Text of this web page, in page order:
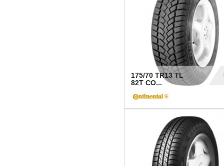
175/70 TR13 TL
82T CO...